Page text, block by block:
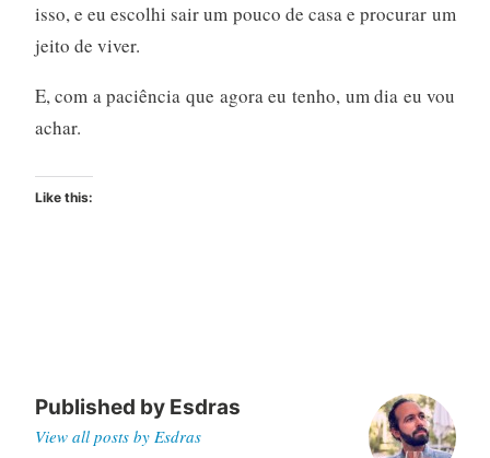
isso, e eu escolhi sair um pouco de casa e procurar um
jeito de viver.
E, com a paciência que agora eu tenho, um dia eu vou
achar.
Like this:
Published by Esdras
View all posts by Esdras